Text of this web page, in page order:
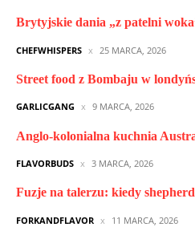
Brytyjskie dania „z patelni
CHEFWHISPERS 25 MARCA, 2026
Street food z Bombaju w
GARLICGANG 9 MARCA, 2026
Anglo-kolonialna kuchnia
FLAVORBUDS 3 MARCA, 2026
Fuzje na talerzu: kiedy
FORKANDFLAVOR 11 MARCA, 2026